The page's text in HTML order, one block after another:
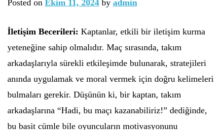
Posted on Ekim 11, 2024 by admin
İletişim Becerileri: Kaptanlar, etkili bir iletişim kurma
yeteneğine sahip olmalıdır. Maç sırasında, takım
arkadaşlarıyla sürekli etkileşimde bulunarak, stratejileri
anında uygulamak ve moral vermek için doğru kelimeleri
bulmaları gerekir. Düşünün ki, bir kaptan, takım
arkadaşlarına “Hadi, bu maçı kazanabiliriz!” dediğinde,
bu basit cümle bile oyuncuların motivasyonunu